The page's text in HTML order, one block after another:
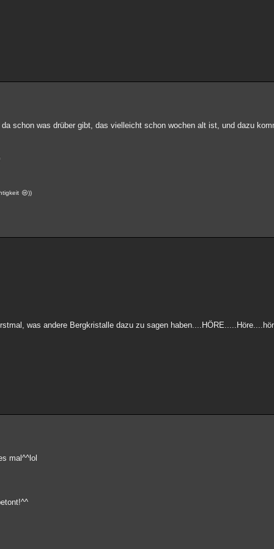
schon was drüber gibt, das vielleicht schon wochen alt ist, und dazu
))
was andere Bergkristalle dazu zu sagen
mal^^lol